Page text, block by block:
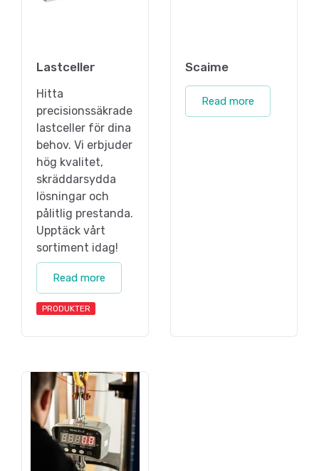
Lastceller
Hitta
precisionssäkrade
lastceller för dina
behov. Vi erbjuder
hög kvalitet,
skräddarsydda
lösningar och
pålitlig prestanda.
Upptäck vårt
sortiment idag!
Read more
PRODUKTER
Scaime
Read more